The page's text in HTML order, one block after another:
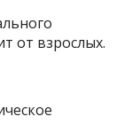
от взрослых.